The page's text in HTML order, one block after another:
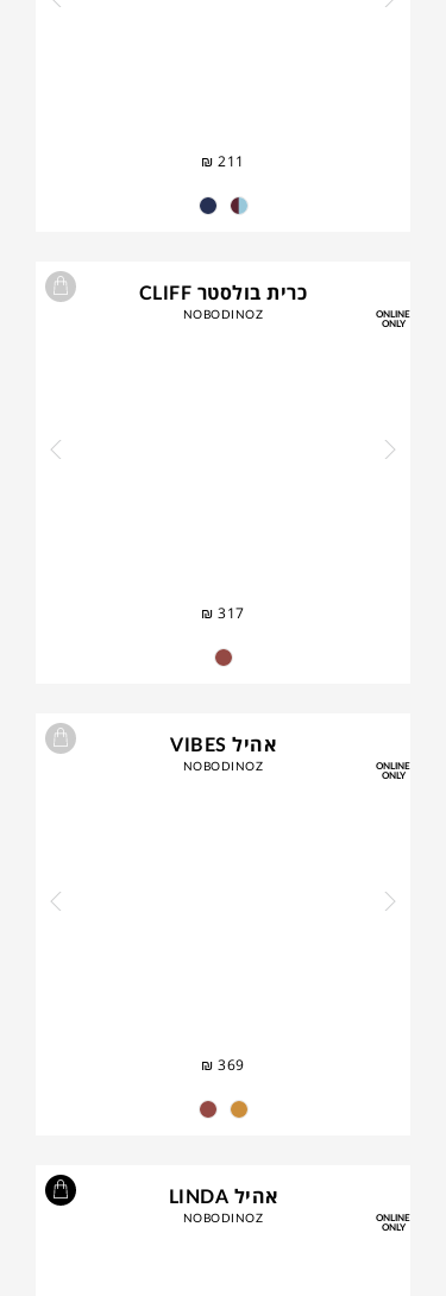
₪ 211
ONLINE
ONLY
כרית בולסטר CLIFF
NOBODINOZ
₪ 317
ONLINE
ONLY
אהיל VIBES
NOBODINOZ
₪ 369
ONLINE
ONLY
אהיל LINDA
NOBODINOZ